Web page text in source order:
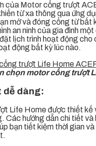
của Motor cổng trượt
từ xa thông qua ứng
mở và đóng cổng từ bất
an ninh của gia đình
lịch trình hoạt động cho
động bất kỳ lúc nào.
chọn motor cổng trượt
dễ dàng:
Life Home được thiết kế
Các hướng dẫn chi tiết
bạn tiết kiệm thời gian